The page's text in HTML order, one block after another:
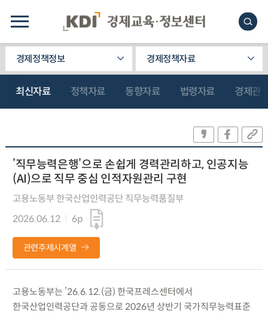
경제정책정보 경제정책자료
최신자료 정책자료 동향자료 법령자료 경제관
’직무능력은행’으로 손쉽게 경력관리하고, 인공지능
(AI)으로 직무 중심 인적자원관리 구현
고용노동부 한국산업인력공단 직무능력품질부
2026.06.12
6p
관련주제시계열
고용노동부는 ’26.6.12.(금) 한국프레스센터에서
한국산업인력공단과 공동으로 2026년 상반기 국가직무능력표준